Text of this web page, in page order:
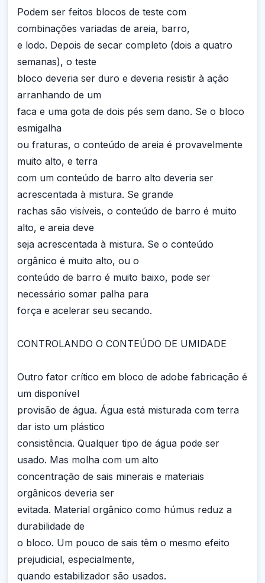
Podem ser feitos blocos de teste com
combinações variadas de areia, barro,
e lodo. Depois de secar completo (dois a quatro
semanas), o teste
bloco deveria ser duro e deveria resistir à ação
arranhando de um
faca e uma gota de dois pés sem dano. Se o bloco
esmigalha
ou fraturas, o conteúdo de areia é provavelmente
muito alto, e terra
com um conteúdo de barro alto deveria ser
acrescentada à mistura. Se grande
rachas são visíveis, o conteúdo de barro é muito
alto, e areia deve
seja acrescentada à mistura. Se o conteúdo
orgânico é muito alto, ou o
conteúdo de barro é muito baixo, pode ser
necessário somar palha para
força e acelerar seu secando.
CONTROLANDO O CONTEÚDO DE UMIDADE
Outro fator crítico em bloco de adobe fabricação é
um disponível
provisão de água. Água está misturada com terra
dar isto um plástico
consistência. Qualquer tipo de água pode ser
usado. Mas molha com um alto
concentração de sais minerais e materiais
orgânicos deveria ser
evitada. Material orgânico como húmus reduz a
durabilidade de
o bloco. Um pouco de sais têm o mesmo efeito
prejudicial, especialmente,
quando estabilizador são usados.